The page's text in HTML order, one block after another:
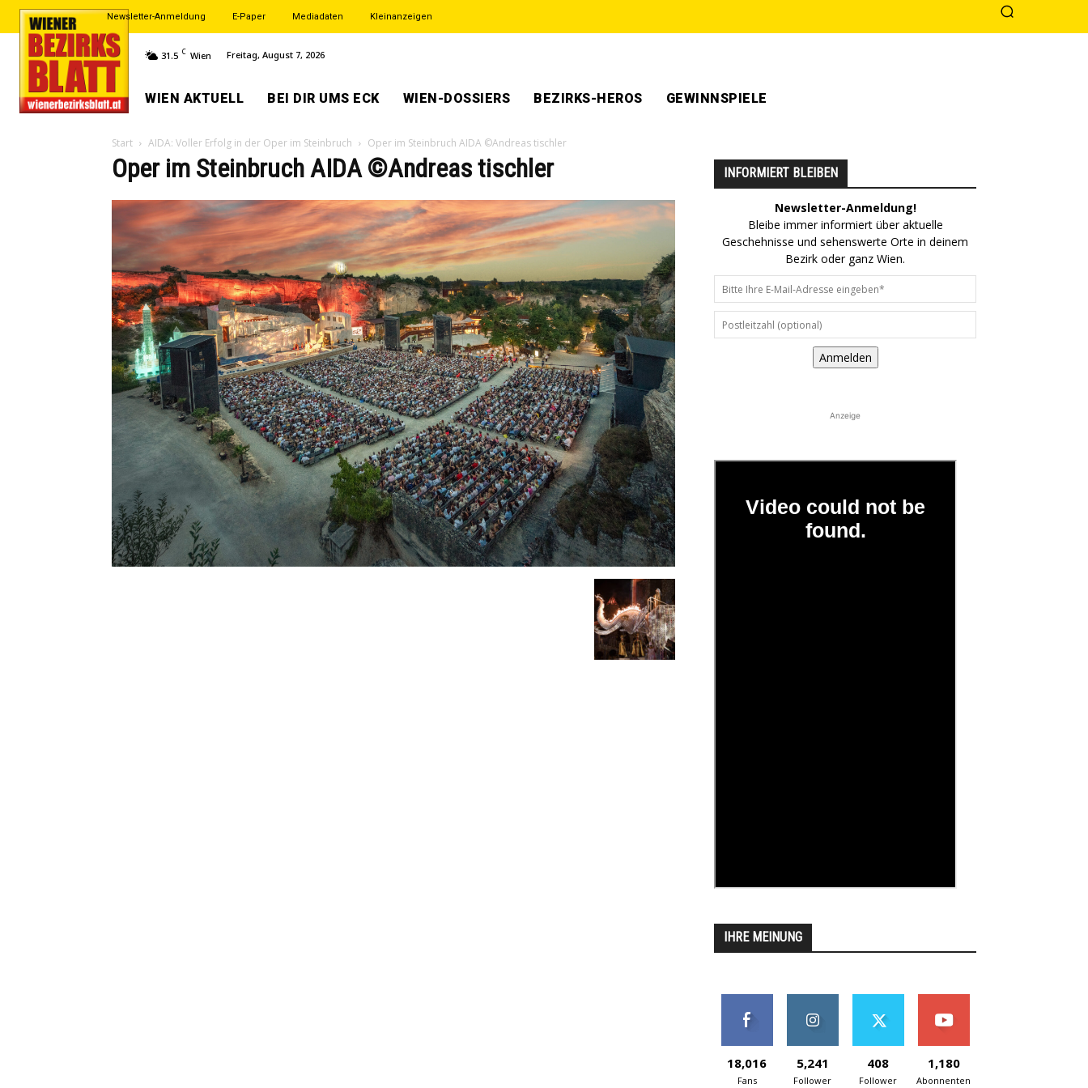
Newsletter-Anmeldung E-Paper Mediadaten Kleinanzeigen
31.5 C Wien Freitag, August 7, 2026
WIEN AKTUELL BEI DIR UMS ECK WIEN-DOSSIERS BEZIRKS-HEROS GEWINNSPIELE
Start AIDA: Voller Erfolg in der Oper im Steinbruch Oper im Steinbruch AIDA ©Andreas tischler
Oper im Steinbruch AIDA ©Andreas tischler INFORMIERT BLEIBEN
Newsletter-Anmeldung!
Bleibe immer informiert über aktuelle
Geschehnisse und sehenswerte Orte in deinem
Bezirk oder ganz Wien.
Anmelden
Anzeige
IHRE MEINUNG
18,016
Fans
5,241
Follower
408
Follower
1,180
Abonnenten